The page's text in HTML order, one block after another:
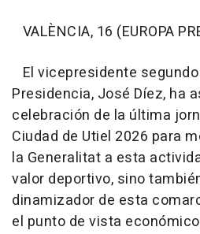
VALÈNCIA, 16 (EUROPA
El vicepresidente
Presidencia, José Díez, ha
celebración de la última
Ciudad de Utiel 2026 para
la Generalitat a esta
valor deportivo, sino
dinamizador de esta
el punto de vista